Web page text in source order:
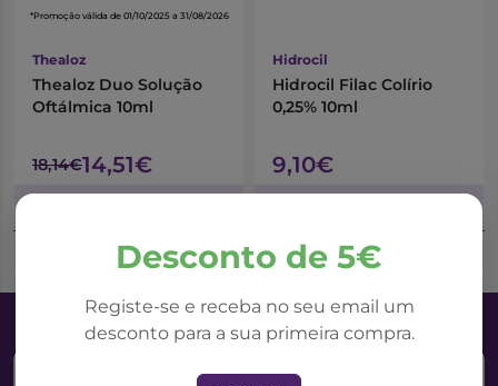
Desconto de 5€
Registe-se e receba no seu email um
desconto para a sua primeira compra.
*Promoção válida de 01/10/2025 a 31/08/2026
Thealoz
Thealoz Duo Solução
Oftálmica 10ml
18,14€14,51€
Hidrocil
Hidrocil Filac Colírio
0,25% 10ml
9,10€